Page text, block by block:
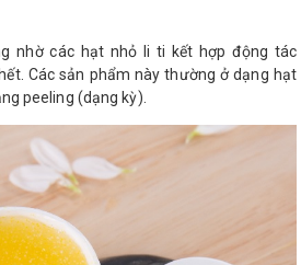
nhờ các hạt nhỏ li ti kết hợp động tác
Các sản phẩm này thường ở dạng hạt
peeling (dạng kỳ).